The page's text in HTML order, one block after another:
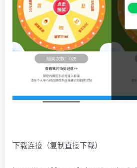
下载连接（复制直接下载）